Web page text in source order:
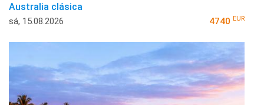
Australia clásica
sá, 15.08.2026 4740 EUR